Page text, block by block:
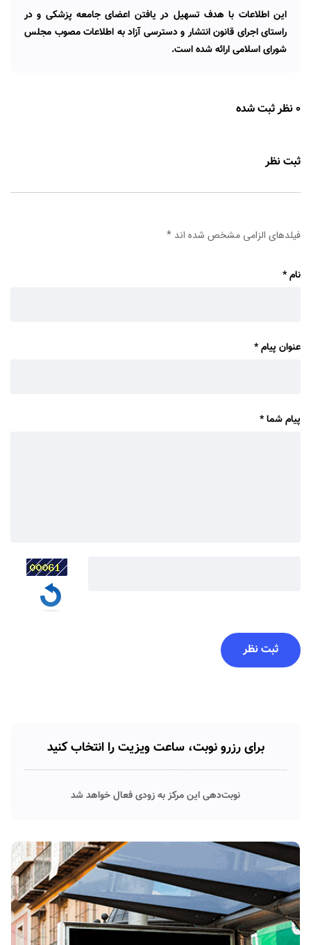
این اطلاعات با هدف تسهیل در یافتن اعضای جامعه پزشکی و در
راستای اجرای قانون انتشار و دسترسی آزاد به اطلاعات مصوب مجلس
شورای اسلامی ارائه شده است.
0 نظر ثبت شده
ثبت نظر
فیلدهای الزامی مشخص شده اند *
نام*
عنوان پیام*
پیام شما*
برای رزرو نوبت، ساعت ویزیت را انتخاب کنید
نوبت‌دهی این مرکز به زودی فعال خواهد شد